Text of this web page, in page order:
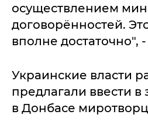
осуществлением
договорённостей.
вполне достаточно",
Украинские власти
предлагали ввести в
в Донбасе